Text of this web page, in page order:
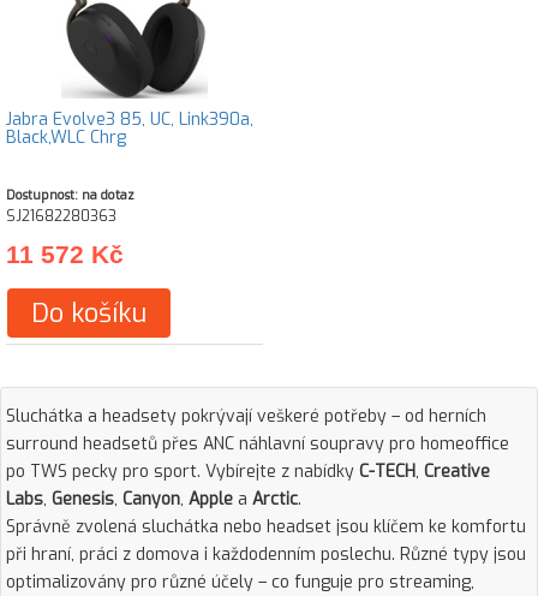
Jabra Evolve3 85, UC, Link390a,
Black,WLC Chrg
Dostupnost: na dotaz
SJ21682280363
11 572 Kč
Do košíku
Sluchátka a headsety pokrývají veškeré potřeby – od herních
surround headsetů přes ANC náhlavní soupravy pro homeoffice
po TWS pecky pro sport. Vybírejte z nabídky C-TECH, Creative
Labs, Genesis, Canyon, Apple a Arctic.
Správně zvolená sluchátka nebo headset jsou klíčem ke komfortu
při hraní, práci z domova i každodenním poslechu. Různé typy jsou
optimalizovány pro různé účely – co funguje pro streaming,